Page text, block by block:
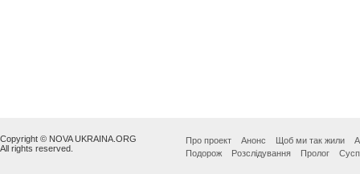
Copyright © NOVA UKRAINA.ORG
All rights reserved.
Про проект Анонс Щоб ми так жили
Подорож
Розслідування Пролог